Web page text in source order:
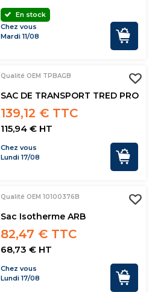
En stock
Chez vous
Mardi 11/08
Qualité OEM TPBAGB
SAC DE TRANSPORT TRED PRO
139,12 € TTC
115,94 € HT
Chez vous
Lundi 17/08
Qualité OEM 10100376B
Sac Isotherme ARB
82,47 € TTC
68,73 € HT
Chez vous
Lundi 17/08